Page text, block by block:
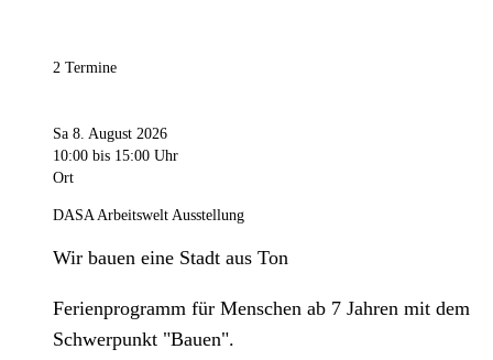
2 Termine
Sa 8. August 2026
10:00 bis 15:00 Uhr
Ort
DASA Arbeitswelt Ausstellung
Wir bauen eine Stadt aus Ton
Ferienprogramm für Menschen ab 7 Jahren mit dem
Schwerpunkt "Bauen".